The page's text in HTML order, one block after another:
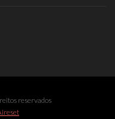
reservados